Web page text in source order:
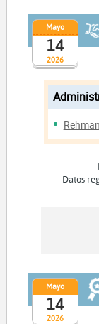
2026
Mayo
14
Datos
2026
Mayo
14